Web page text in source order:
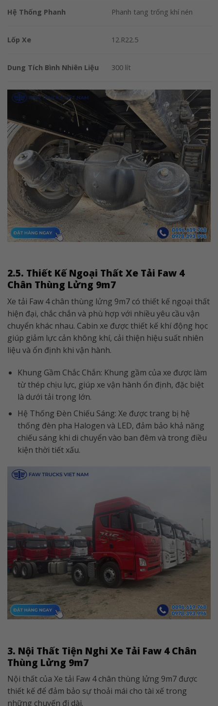
Hệ Thống Phanh Phanh tang trống khí nén
Lốp Xe 12.R22.5
Dung Tích Bình Nhiên Liệu 300 lít
2.5. Thiết Kế Ngoại Thất Xe Tải Faw 4
Chân Thùng Lửng 9m7
Xe tải Faw 4 chân thùng lửng 9m7 có thiết kế ngoại thất
hiện đại, chắc chắn và phù hợp với nhiều yêu cầu vận
chuyển khác nhau. Cabin xe được thiết kế khí động học
giúp giảm lực cản không khí, cải thiện hiệu suất nhiên
liệu và ổn định khi vận hành.
Khung Gầm Chắc Chắn: Khung gầm của xe được làm
từ thép chịu lực, giúp xe vận hành ổn định, đặc biệt
là dưới tải trọng lớn.
Hệ Thống Đèn Chiếu Sáng: Xe được trang bị hệ
thống đèn pha Halogen và LED, đảm bảo khả năng
chiếu sáng khi di chuyển vào ban đêm và trong điều
kiện thời tiết xấu.
3. Nội Thất Tiện Nghi Xe Tải Faw 4 Chân
Thùng Lửng 9m7
Nội thất của Xe tải Faw 4 chân thùng lửng 9m7 được
thiết kế để đảm bảo sự thoải mái cho tài xế trong
những chuyến đi dài.